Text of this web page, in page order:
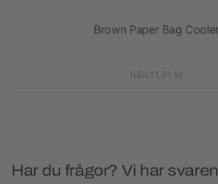
Brown Paper Bag
från 11,91 kr
Har du frågor? Vi har